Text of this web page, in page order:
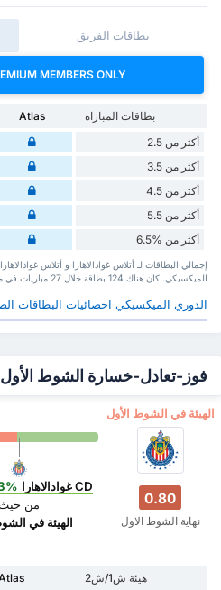
بطاقات الفريق
MEMBERS ONLY
بطاقات المباراة Atlas
أكثر من 2.5
أكثر من 3.5
أكثر من 4.5
أكثر من 5.5
أكثر من %6.5
إجمالي البطاقات لـ أتلاس غوادالاهارا و أتلاس
الميكسيكي. كان هناك 124 بطاقة ‏خلال 27 مباريات في موسم 2026/2027.
الدوري الميكسيكي احصائيات البطاقات
فوز-تعادل-خسارة الشوط الأول
‏الهيئة في الشوط الأول
CD غوادالاهارا
من
‏الهيئة في
0.80
نهاية الشوط الاول
هيئة ش1/ش2